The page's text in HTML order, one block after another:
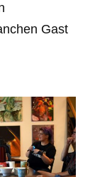
Gast